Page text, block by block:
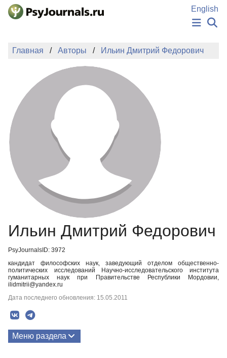
Перейти к основному содержанию
English
НОВОСТИ
АВТОРЫ
ПОДАТЬ РУКОПИСЬ
БАЗА ЗНАНИЙ
КЛЮЧЕВЫЕ СЛОВА
Регистрация
Главная Авторы Ильин Дмитрий Федорович
Ильин Дмитрий Федорович
PsyJournalsID: 3972
кандидат философских наук, заведующий отделом общественно-
политических исследований Научно-исследовательского института
гуманитарных наук при Правительстве Республики Мордовии,
ilidmitrii@yandex.ru
Дата последнего обновления: 15.05.2011
Меню раздела